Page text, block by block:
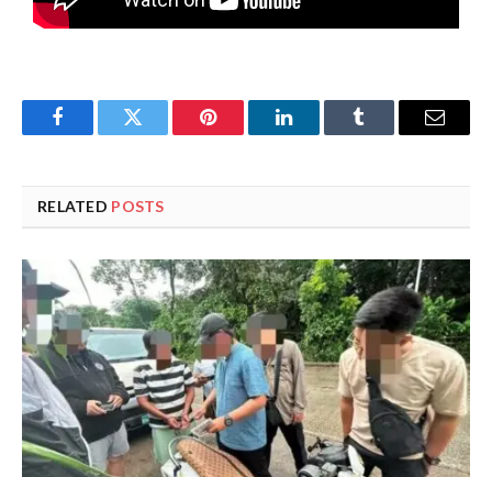
FacebookTwitter Pinterest LinkedInTumblr Email
RELATED POSTS